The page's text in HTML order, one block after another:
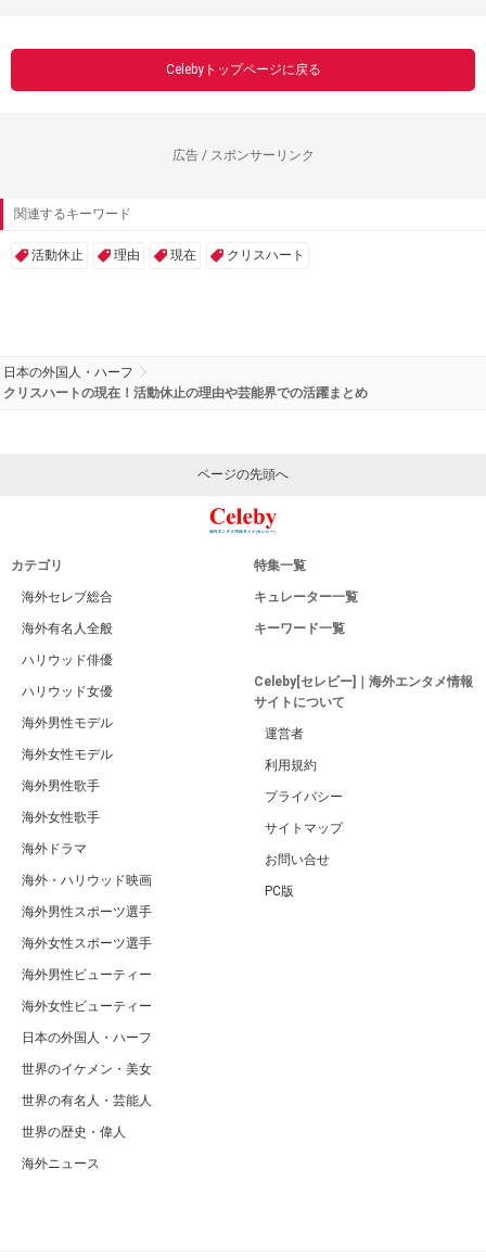
Celebyトップページに戻る
広告 / スポンサーリンク
関連するキーワード
活動休止 理由 現在 クリスハート
日本の外国人・ハーフ
クリスハートの現在！活動休止の理由や芸能界での活躍まとめ
ページの先頭へ
カテゴリ
海外セレブ総合
海外有名人全般
ハリウッド俳優
ハリウッド女優
海外男性モデル
海外女性モデル
海外男性歌手
海外女性歌手
海外ドラマ
海外・ハリウッド映画
海外男性スポーツ選手
海外女性スポーツ選手
海外男性ビューティー
海外女性ビューティー
日本の外国人・ハーフ
世界のイケメン・美女
世界の有名人・芸能人
世界の歴史・偉人
海外ニュース
特集一覧
キュレーター一覧
キーワード一覧
Celeby[セレビー]｜海外エンタメ情報
サイトについて
運営者
利用規約
プライバシー
サイトマップ
お問い合せ
PC版